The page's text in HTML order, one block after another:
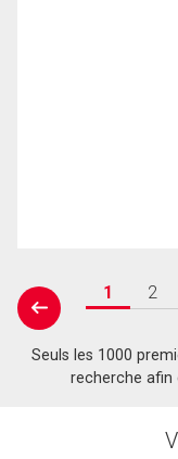
prev
1 2
Seuls les 1000
recherche afin